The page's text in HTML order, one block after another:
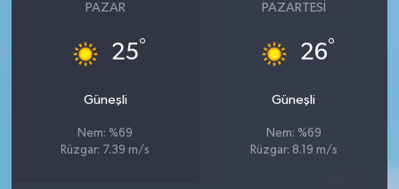
PAZAR
25°
Güneşli
Nem: %69
Rüzgar: 7.39 m/s
PAZARTESI
26°
Güneşli
Nem: %69
Rüzgar: 8.19 m/s